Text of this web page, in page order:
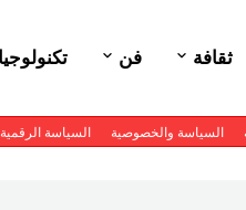
ثقافة فن
السياسة والخصوصية السياسة الرقمية